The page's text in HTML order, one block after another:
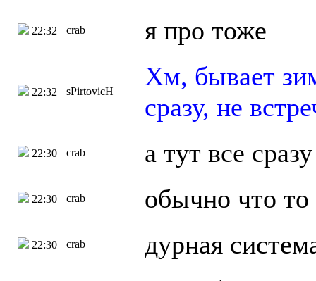
22:32 crab я про тоже
22:32 sPirtovicH
Хм, бывает
сразу, не
22:30 crab а тут все сразу
22:30 crab обычно что то
22:30 crab дурная